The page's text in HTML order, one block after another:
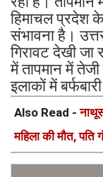
हिमाचल प्रदेश के
संभावना है।
गिरावट देखी जा
में तापमान में
इलाकों में
Also Read -
महिला की मौत,